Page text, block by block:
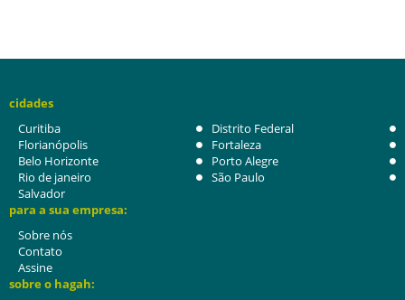
cidades
Curitiba
Distrito Federal
Florianópolis
Fortaleza
Belo Horizonte
Porto Alegre
Rio de janeiro
São Paulo
Salvador
para a sua empresa:
Sobre nós
Contato
Assine
sobre o hagah: